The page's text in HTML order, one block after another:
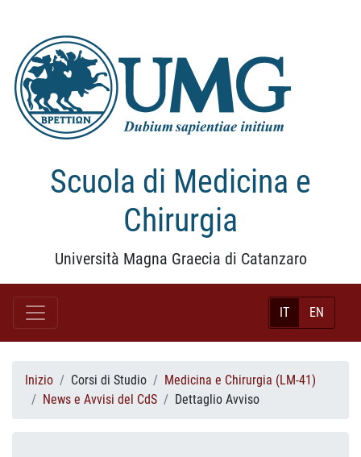
Scuola di Medicina e
Chirurgia
Università Magna Graecia di Catanzaro
IT EN
Inizio Corsi di Studio
Medicina e Chirurgia (LM-41)
News e Avvisi del CdS
Dettaglio Avviso